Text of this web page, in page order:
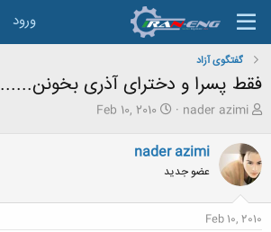
ورود
گفتگوی آزاد
فقط پسرا و دخترای آذری بخونن......
ش
و
ع
ک
ن
ن
د
nader azimi
ت
ر
ی
ر
Feb 10, 2010
nader azimi
عضو جدید
Feb 10, 2010